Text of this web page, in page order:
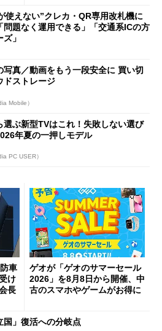
開催
使えない”クレカ・QR専用改札機に
題なく運用できる」「交通系ICの方
」
写真／動画をもう一段安全に 買い切
ドストレージ
Mobile）
選ぶ新型TVはこれ！失敗しない選び
年夏の一押しモデル
PC USER）
車
け
長
ゲオが「ゲオのサマーセール
2026」を8月8日から開催、中
古のスマホやゲームがお得に
国」復活への分岐点